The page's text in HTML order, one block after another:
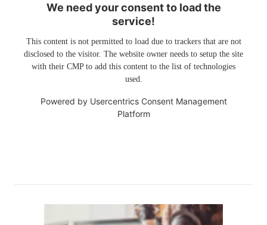
We need your consent to load the
service!
This content is not permitted to load due to trackers that are not
disclosed to the visitor. The website owner needs to setup the site
with their CMP to add this content to the list of technologies
used.
Powered by Usercentrics Consent Management
Platform